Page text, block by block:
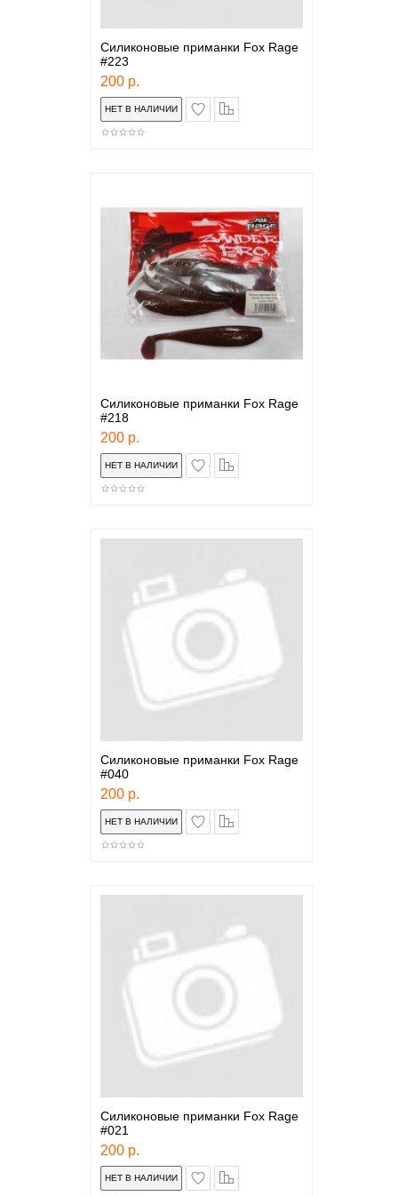
Силиконовые приманки Fox Rage
#223
200 р.
в закладки
Силиконовые приманки Fox Rage
#218
200 р.
в закладки
Силиконовые приманки Fox Rage
#040
200 р.
в закладки
Силиконовые приманки Fox Rage
#021
200 р.
в закладки